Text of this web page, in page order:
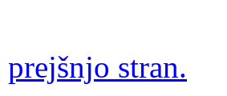
prejšnjo stran.